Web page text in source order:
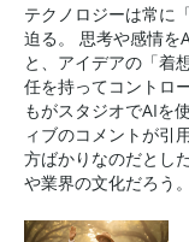
テクノロジーは常に
迫る。 思考や感情を
と、アイデアの「着
任を持ってコントロ
もがスタジオでAIを
ィブのコメントが引
方ばかりなのだとし
や業界の文化だろう。